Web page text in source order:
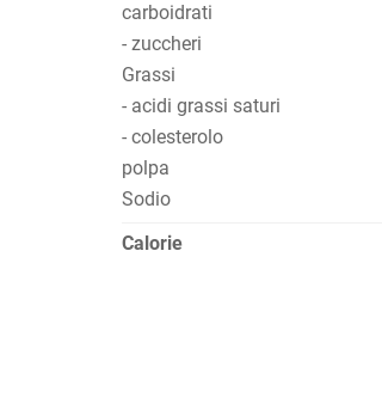
carboidrati
- zuccheri
Grassi
- acidi grassi saturi
- colesterolo
polpa
Sodio
Calorie